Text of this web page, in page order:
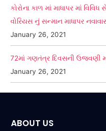
કોરોના કાળ માં માધાપર માં
વોરિયસ નું સન્માન માધાપર
January 26, 2021
72માં ગણતંત્ર દિવસની ઉજવણી
January 26, 2021
ABOUT US